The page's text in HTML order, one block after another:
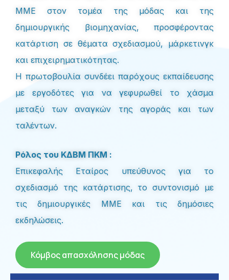
ΜΜΕ στον τομέα της μόδας και της
δημιουργικής βιομηχανίας, προσφέροντας
κατάρτιση σε θέματα σχεδιασμού, μάρκετινγκ
και επιχειρηματικότητας.
Η πρωτοβουλία συνδέει παρόχους εκπαίδευσης
με εργοδότες για να γεφυρωθεί το χάσμα
μεταξύ των αναγκών της αγοράς και των
ταλέντων.
Ρόλος του ΚΔΒΜ ΠΚΜ :
Επικεφαλής Εταίρος υπεύθυνος για το
σχεδιασμό της κατάρτισης, το συντονισμό με
τις δημιουργικές ΜΜΕ και τις δημόσιες
εκδηλώσεις.
Κόμβος απασχόλησης μόδας